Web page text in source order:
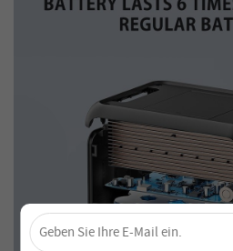
Sichere dir 4 % Rabatt –